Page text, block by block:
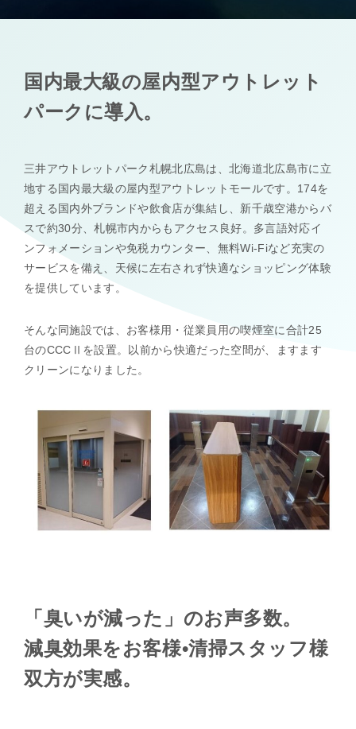
国内最大級の屋内型アウトレット
パークに導入。
三井アウトレットパーク札幌北広島は、北海道北広島市に立
地する国内最大級の屋内型アウトレットモールです。174を
超える国内外ブランドや飲食店が集結し、新千歳空港からバ
スで約30分、札幌市内からもアクセス良好。多言語対応イ
ンフォメーションや免税カウンター、無料Wi-Fiなど充実の
サービスを備え、天候に左右されず快適なショッピング体験
を提供しています。
そんな同施設では、お客様用・従業員用の喫煙室に合計25
台のCCCⅡを設置。以前から快適だった空間が、ますます
クリーンになりました。
「臭いが減った」のお声多数。
減臭効果をお客様•清掃スタッフ様
双方が実感。